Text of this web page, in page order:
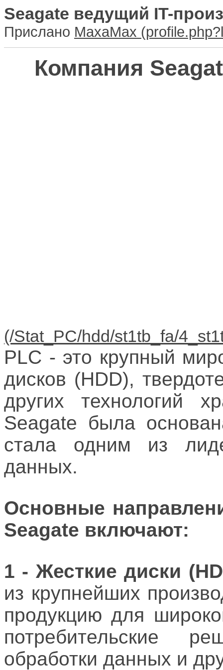
Seagate ведущий IT-
Прислано MaxaMax
Компания
PLC - это крупный
дисков (HDD),
других технологий
Seagate была
стала одним из
данных.
Основные
Seagate включают:
1 - Жесткие диски
из крупнейших
продукцию для
потребительские
обработки данных и